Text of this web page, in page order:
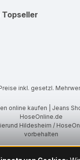
Topseller
inkl. gesetzl.
online kaufen | Jeans
HoseOnline.de
Hildesheim /
vorbehalten